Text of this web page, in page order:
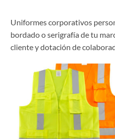
Uniformes corporativos
bordado o serigrafía de tu
cliente y dotación de